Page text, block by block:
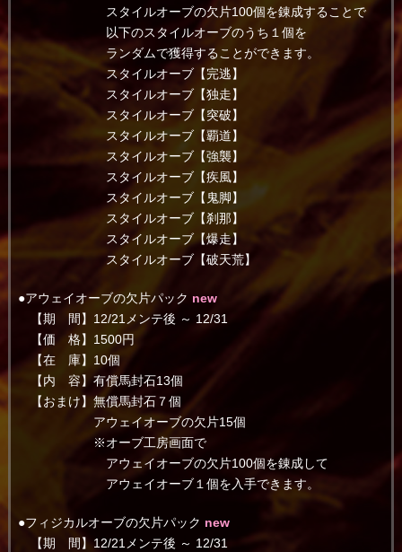
スタイルオーブの欠片100個を錬成することで
以下のスタイルオーブのうち１個を
ランダムで獲得することができます。
スタイルオーブ【完逃】
スタイルオーブ【独走】
スタイルオーブ【突破】
スタイルオーブ【覇道】
スタイルオーブ【強襲】
スタイルオーブ【疾風】
スタイルオーブ【鬼脚】
スタイルオーブ【刹那】
スタイルオーブ【爆走】
スタイルオーブ【破天荒】
●アウェイオーブの欠片パック new
【期 間】12/21メンテ後 ～ 12/31
【価 格】1500円
【在 庫】10個
【内 容】有償馬封石13個
【おまけ】無償馬封石７個
アウェイオーブの欠片15個
※オーブ工房画面で
アウェイオーブの欠片100個を錬成して
アウェイオーブ１個を入手できます。
●フィジカルオーブの欠片パック new
【期 間】12/21メンテ後 ～ 12/31